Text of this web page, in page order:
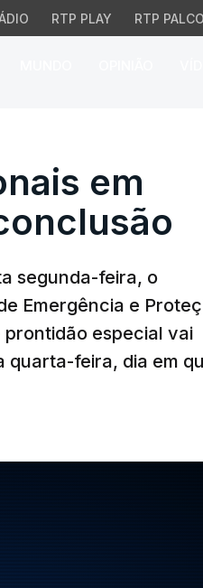
RTP PLAY RTP PALCO
em
em
segunda-feira, o
Emergência e
especial vai
quarta-feira, dia em